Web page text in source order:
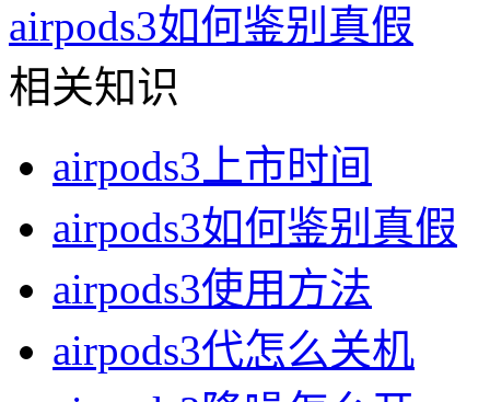
airpods3如何鉴别真假
相关知识
airpods3上市时间
airpods3如何鉴别真假
airpods3使用方法
airpods3代怎么关机